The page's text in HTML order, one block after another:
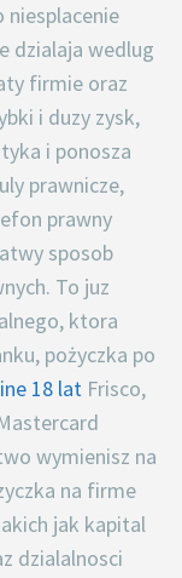
niesplacenie
dzialaja wedlug
firmie oraz
i duzy zysk,
i ponosza
prawnicze,
prawny
sposob
To juz
ktora
pożyczka po
18 lat Frisco,
wymienisz na
na firme
jak kapital
dzialalnosci